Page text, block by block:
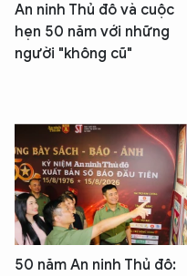
An ninh Thủ đô và cuộc
hẹn 50 năm với những
người "không cũ"
50 năm An ninh Thủ đô: